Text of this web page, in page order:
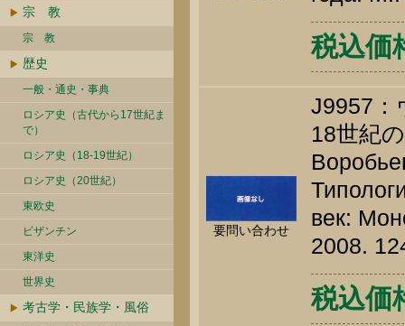
宗 教
宗 教
歴史
一般・通史・事典
ロシア史（古代から17世紀ま
で）
ロシア史（18-19世紀）
ロシア史（20世紀）
東欧史
ビザンチン
東洋史
世界史
考古学・民族学・風俗
税込価
要問い合わせ
J9957
18世紀
век:
2008.
税込価